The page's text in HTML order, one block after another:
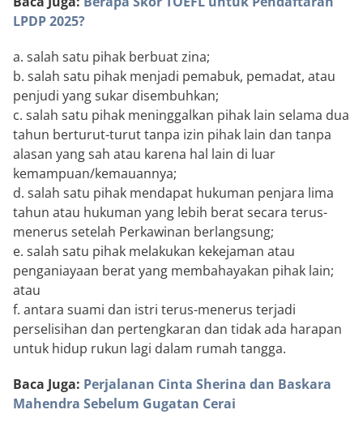
LPDP 2025?
a. salah satu pihak berbuat zina;
b. salah satu pihak menjadi pemabuk, pemadat, atau
penjudi yang sukar disembuhkan;
c. salah satu pihak meninggalkan pihak lain selama dua
tahun berturut-turut tanpa izin pihak lain dan tanpa
alasan yang sah atau karena hal lain di luar
kemampuan/kemauannya;
d. salah satu pihak mendapat hukuman penjara lima
tahun atau hukuman yang lebih berat secara terus-
menerus setelah Perkawinan berlangsung;
e. salah satu pihak melakukan kekejaman atau
penganiayaan berat yang membahayakan pihak lain;
atau
f. antara suami dan istri terus-menerus terjadi
perselisihan dan pertengkaran dan tidak ada harapan
untuk hidup rukun lagi dalam rumah tangga.
Baca Juga: Perjalanan Cinta Sherina dan Baskara
Mahendra Sebelum Gugatan Cerai